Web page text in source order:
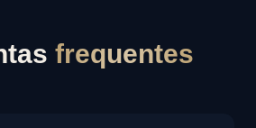
frequentes